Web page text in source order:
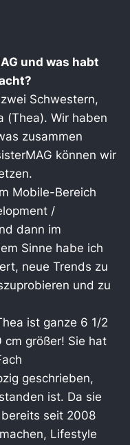
und was habt
Schwestern,
(Thea). Wir haben
zusammen
können wir
Mobile-Bereich
/
dann im
Sinne habe ich
neue Trends zu
und zu
ist ganze 6 1/2
cm größer! Sie hat
geschrieben,
ist. Da sie
bereits seit 2008
Lifestyle